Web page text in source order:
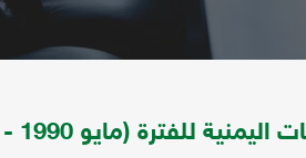
للفترة (مايو 1990 - مايو 2007) والملحق